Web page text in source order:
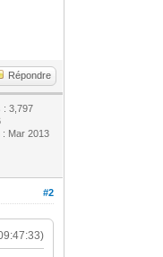
Répondre
: 3,797
: Mar 2013
#2